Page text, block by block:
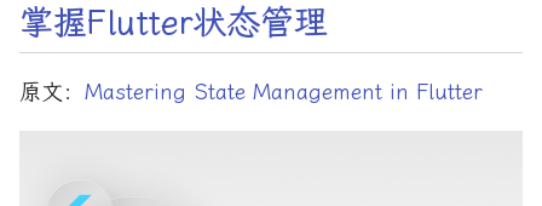
掌握Flutter状态管理
原文： Mastering State Management in Flutter